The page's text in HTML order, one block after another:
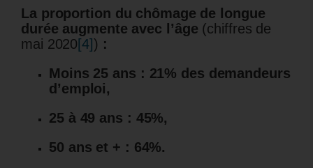
La proportion du chômage de longue
durée augmente avec l’âge (chiffres de
mai 2020[4] ) :
Moins 25 ans : 21% des demandeurs
d’emploi,
25 à 49 ans : 45%,
50 ans et + : 64%.